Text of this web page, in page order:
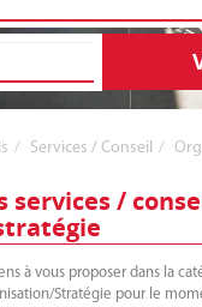
Services / Conseil
services /
à vous proposer dans la
Stratégie pour le